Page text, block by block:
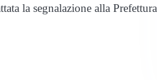
la segnalazione alla Prefettura